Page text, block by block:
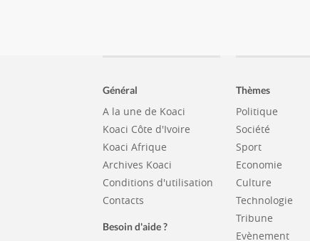
Général
A la une de Koaci
Koaci Côte d'Ivoire
Koaci Afrique
Archives Koaci
Conditions d'utilisation
Contacts
Besoin d'aide ?
Thèmes
Politique
Société
Sport
Economie
Culture
Technologie
Tribune
Evènement